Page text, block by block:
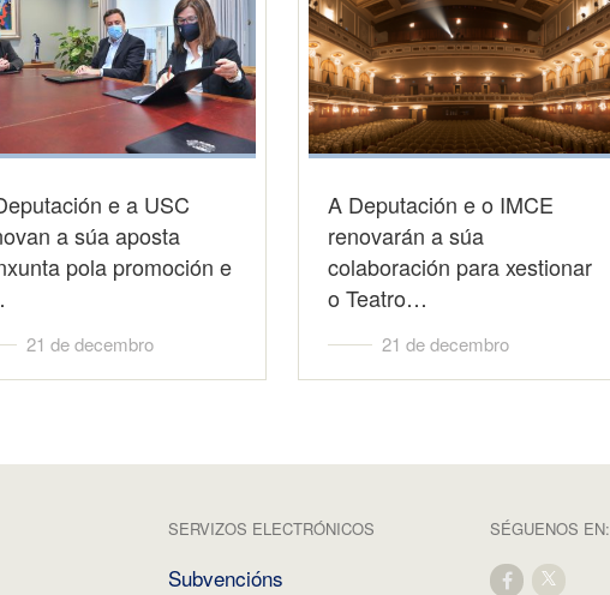
e a USC
a súa aposta
pola promoción e
21 de decembro
A Deputación e o IMCE
renovarán a súa
colaboración para xestionar
o Teatro…
21 de decembro
SERVIZOS ELECTRÓNICOS
Subvencións
SÉGUENOS EN: